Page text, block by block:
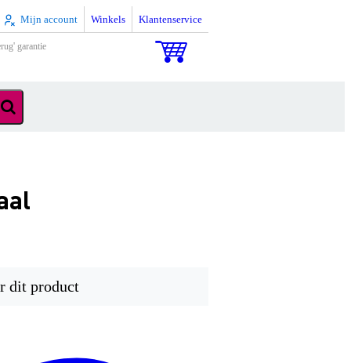
Mijn account Winkels Klantenservice
garantie
dit product